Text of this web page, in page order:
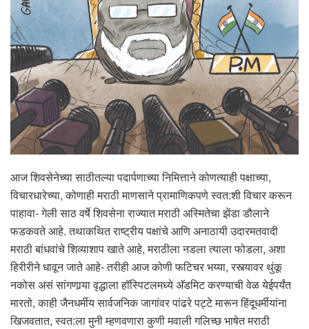
आज शिवसेनेच्या साठीतल्या पदार्पणाच्या निमित्ताने कोणत्याही पक्षाच्या,
विचारधारेच्या, कोणाही मराठी माणसाने प्रामाणिकपणे स्वत:शी विचार करून
पाहावा- गेली साठ वर्षे शिवसेना राज्यात मराठी अस्मितेचा झेंडा डौलाने
फडकवते आहे. तथाकथित राष्ट्रीय पक्षांचे आणि अनाठायी उदारमतवादी
मराठी बांधवांचे शिव्याशाप खाते आहे, मराठीला नडला त्याला फोडला, अशा
हिरीरीने धावून जाते आहे- तरीही आज कोणी फटिचर भय्या, रस्त्यावर थुंकू
नकोस असं सांगणार्‍या वृद्धाला हॉस्पिटलमध्ये अ‍ॅडमिट करण्याची वेळ येईपर्यंत
मारतो, काही जैनधर्मीय सार्वजनिक जागांवर पांढरे पट्टे मारून हिंदूधर्मीयांना
खिजवतात, स्वत:ला मुनी म्हणवणारा कुणी मवाली गलिच्छ भाषेत मराठी